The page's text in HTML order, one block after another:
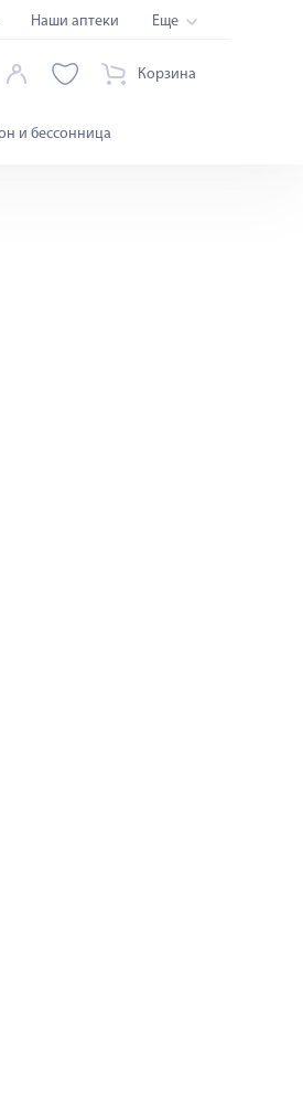
Наши аптеки Еще
Корзина
и бессонница